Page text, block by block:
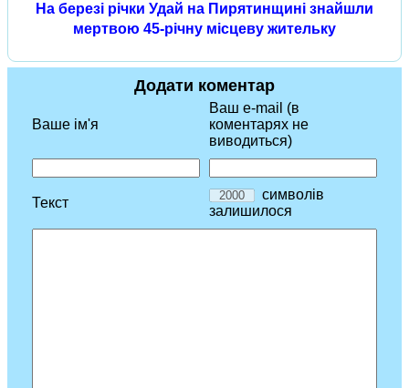
На березі річки Удай на Пирятинщині знайшли
мертвою 45-річну місцеву жительку
Додати коментар
Ваше ім'я
Ваш e-mail (в
коментарях не
виводиться)
Текст
символів
залишилося